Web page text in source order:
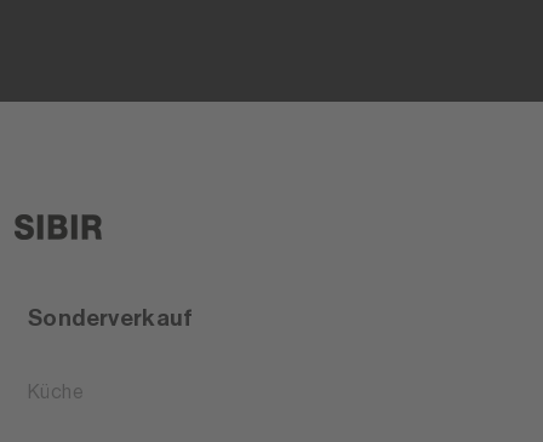
Sonderverkauf
Küche